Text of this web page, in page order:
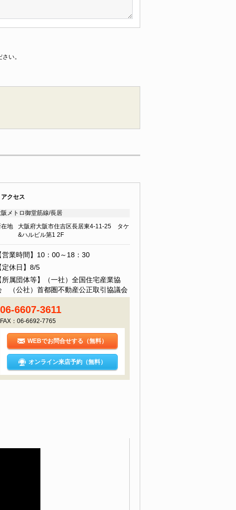
い。
アクセス
阪メトロ御堂筋線/長居
在地
大阪府大阪市住吉区長居東4-11-25 タケ
&ハルビル第1 2F
営業時間】10：00～18：30
定休日】8/5
所属団体等】（一社）全国住宅産業協
（公社）首都圏不動産公正取引協議会
06-6607-3611
FAX：06-6692-7765
WEBでお問合せする（無料）
オンライン来店予約（無料）